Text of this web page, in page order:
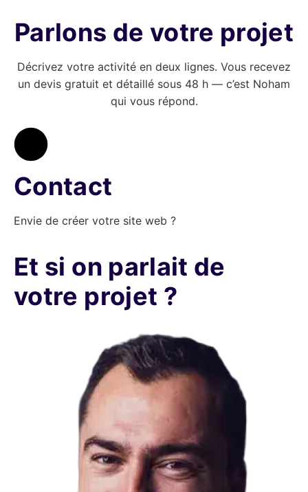
Parlons de votre projet
Décrivez votre activité en deux lignes. Vous recevez
un devis gratuit et détaillé sous 48 h — c’est Noham
qui vous répond.
Contact
Envie de créer votre site web ?
Et si on parlait de
votre projet ?